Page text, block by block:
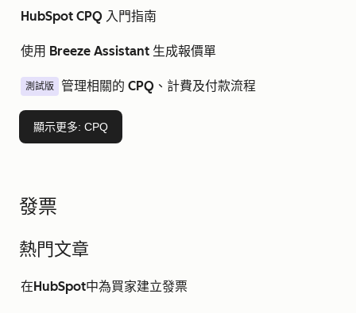
HubSpot CPQ 入門指南
使用 Breeze Assistant 生成報價單
測試版 管理相關的 CPQ、計費及付款流程
顯示更多: CPQ
發票
熱門文章
在HubSpot中為買家建立發票